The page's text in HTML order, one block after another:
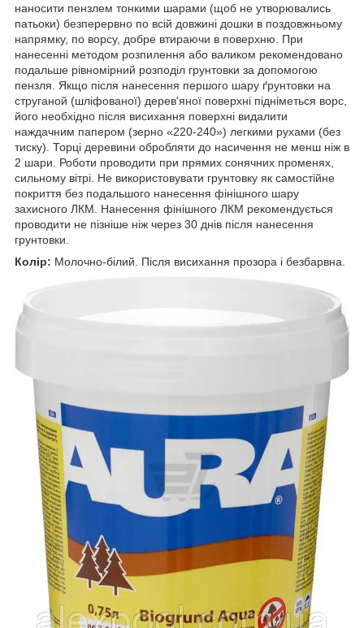
наносити пензлем тонкими шарами (щоб не утворювались
патьоки) безперервно по всій довжині дошки в поздовжньому
напрямку, по ворсу, добре втираючи в поверхню. При
нанесенні методом розпилення або валиком рекомендовано
подальше рівномірний розподіл грунтовки за допомогою
пензля. Якщо після нанесення першого шару ґрунтовки на
струганой (шліфованої) дерев'яної поверхні підніметься ворс,
його необхідно після висихання поверхні видалити
наждачним папером (зерно «220-240») легкими рухами (без
тиску). Торці деревини обробляти до насичення не менш ніж в
2 шари. Роботи проводити при прямих сонячних променях,
сильному вітрі. Не використовувати грунтовку як самостійне
покриття без подальшого нанесення фінішного шару
захисного ЛКМ. Нанесення фінішного ЛКМ рекомендується
проводити не пізніше ніж через 30 днів після нанесення
грунтовки.
Колір: Молочно-білий. Після висихання прозора і безбарвна.